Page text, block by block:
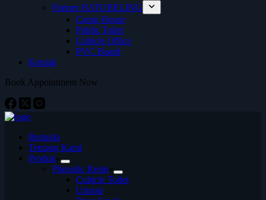
Partner BATUBELING
Camp House
Public Toilet
Cubicle Office
PVC Board
Kontak
Book Appointment Now
Beranda
Tentang Kami
Produk
Phenolic Resin
Cubicle Toilet
Urinoir